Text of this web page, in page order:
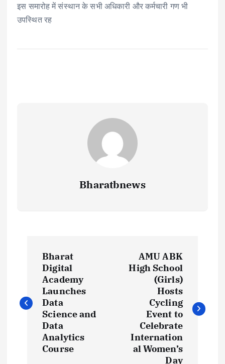
इस समारोह में संस्थान के सभी अधिकारी और कर्मचारी गण भी
उपस्थित रह
Bharatbnews
s
Bharat
Digital
Academy
Launches
Data
Science and
Data
Analytics
Course
AMU ABK
High School
(Girls)
Hosts
Cycling
Event to
Celebrate
Internation
al Women’s
Day